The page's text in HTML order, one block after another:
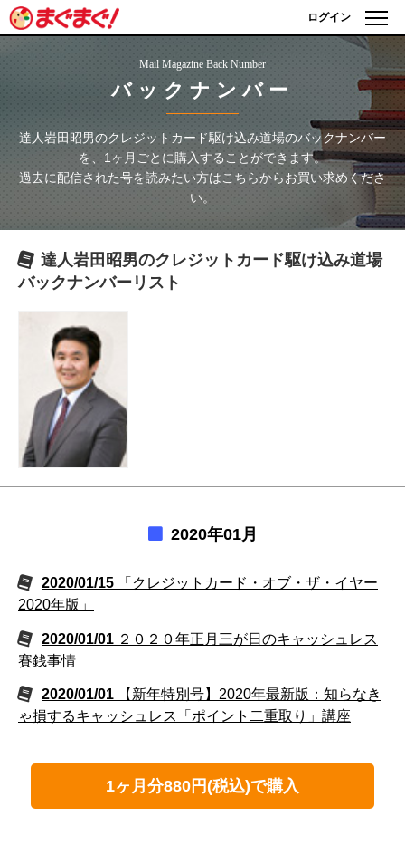
ログイン
Mail Magazine Back Number
バックナンバー
達人岩田昭男のクレジットカード駆け込み道場のバックナンバー
を、1ヶ月ごとに購入することができます。
過去に配信された号を読みたい方はこちらからお買い求めくださ
い。
達人岩田昭男のクレジットカード駆け込み道場
バックナンバーリスト
2020年01月
2020/01/15
「クレジットカード・オブ・ザ・イヤー
2020年版」
2020/01/01 ２０２０年正月三が日のキャッシュレス
賽銭事情
2020/01/01
【新年特別号】2020年最新版：知らなき
ゃ損するキャッシュレス「ポイント二重取り」講座
1ヶ月分880円(税込)で購入